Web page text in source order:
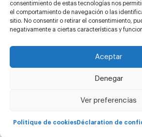
consentimiento de estas tecnologías nos
el comportamiento de navegación o las
sitio. No consentir o retirar el consentimiento,
negativamente a ciertas características y
Aceptar
Denegar
Ver preferencias
Politique de cookiesDéclaration de